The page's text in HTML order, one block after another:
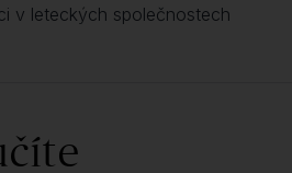
v leteckých společnostech